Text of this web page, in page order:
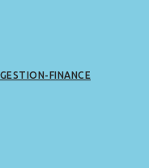
FINANCE